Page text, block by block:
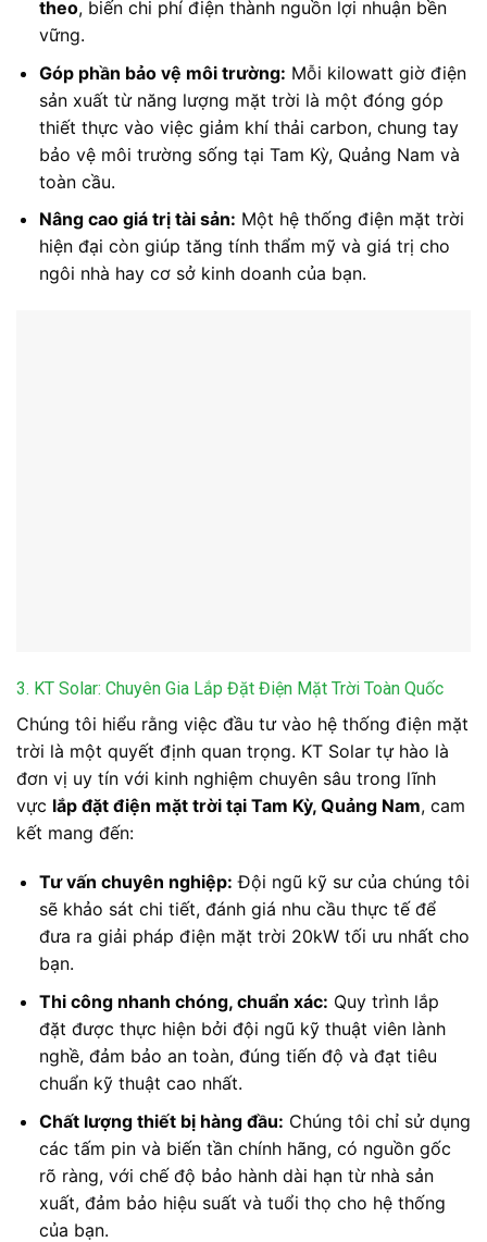
theo, biến chi phí điện thành nguồn lợi nhuận bền
vững.
Góp phần bảo vệ môi trường: Mỗi kilowatt giờ điện
sản xuất từ năng lượng mặt trời là một đóng góp
thiết thực vào việc giảm khí thải carbon, chung tay
bảo vệ môi trường sống tại Tam Kỳ, Quảng Nam và
toàn cầu.
Nâng cao giá trị tài sản: Một hệ thống điện mặt trời
hiện đại còn giúp tăng tính thẩm mỹ và giá trị cho
ngôi nhà hay cơ sở kinh doanh của bạn.
3. KT Solar: Chuyên Gia Lắp Đặt Điện Mặt Trời Toàn Quốc
Chúng tôi hiểu rằng việc đầu tư vào hệ thống điện mặt
trời là một quyết định quan trọng. KT Solar tự hào là
đơn vị uy tín với kinh nghiệm chuyên sâu trong lĩnh
vực lắp đặt điện mặt trời tại Tam Kỳ, Quảng Nam, cam
kết mang đến:
Tư vấn chuyên nghiệp: Đội ngũ kỹ sư của chúng tôi
sẽ khảo sát chi tiết, đánh giá nhu cầu thực tế để
đưa ra giải pháp điện mặt trời 20kW tối ưu nhất cho
bạn.
Thi công nhanh chóng, chuẩn xác: Quy trình lắp
đặt được thực hiện bởi đội ngũ kỹ thuật viên lành
nghề, đảm bảo an toàn, đúng tiến độ và đạt tiêu
chuẩn kỹ thuật cao nhất.
Chất lượng thiết bị hàng đầu: Chúng tôi chỉ sử dụng
các tấm pin và biến tần chính hãng, có nguồn gốc
rõ ràng, với chế độ bảo hành dài hạn từ nhà sản
xuất, đảm bảo hiệu suất và tuổi thọ cho hệ thống
của bạn.